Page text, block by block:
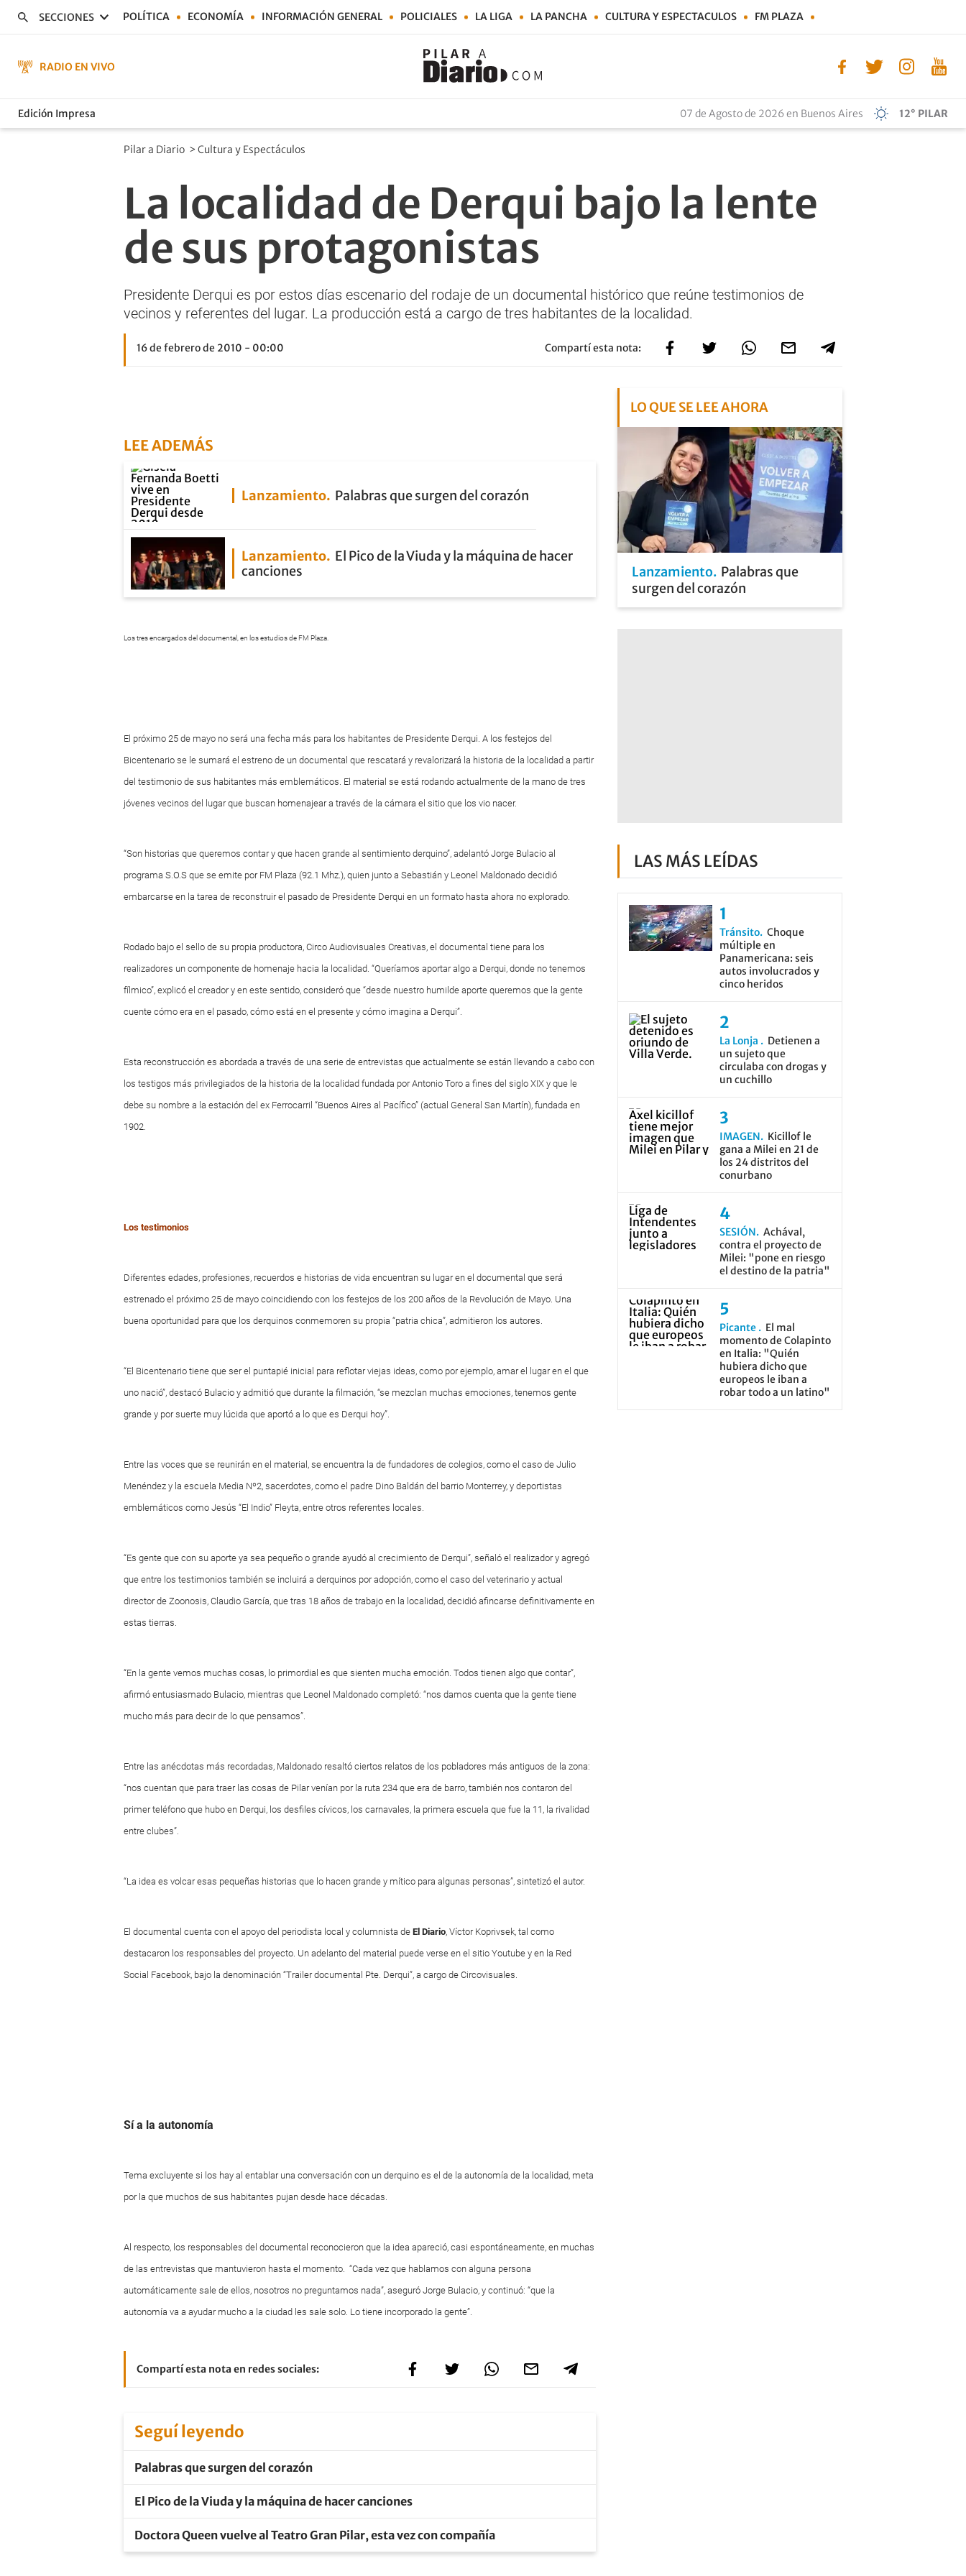
SECCIONES POLÍTICA ECONOMÍA INFORMACIÓN GENERAL POLICIALES LA LIGA LA PANCHA CULTURA Y ESPECTACULOS FM PLAZA
RADIO EN VIVO
Edición Impresa 07 de Agosto de 2026 en Buenos Aires 12° PILAR
Pilar a Diario >Cultura y Espectáculos
La localidad de Derqui bajo la lente
de sus protagonistas
Presidente Derqui es por estos días escenario del rodaje de un documental histórico que reúne testimonios de
vecinos y referentes del lugar. La producción está a cargo de tres habitantes de la localidad.
16 de febrero de 2010 - 00:00 Compartí esta nota:
LEE ADEMÁS
Lanzamiento Palabras que surgen del corazón
Lanzamiento El Pico de la Viuda y la máquina de hacer
canciones
Los tres encargados del documental, en los estudios de FM Plaza.
El próximo 25 de mayo no será una fecha más para los habitantes de Presidente Derqui. A los festejos del
Bicentenario se le sumará el estreno de un documental que rescatará y revalorizará la historia de la localidad a partir
del testimonio de sus habitantes más emblemáticos. El material se está rodando actualmente de la mano de tres
jóvenes vecinos del lugar que buscan homenajear a través de la cámara el sitio que los vio nacer.
“Son historias que queremos contar y que hacen grande al sentimiento derquino”, adelantó Jorge Bulacio al
programa S.O.S que se emite por FM Plaza (92.1 Mhz.), quien junto a Sebastián y Leonel Maldonado decidió
embarcarse en la tarea de reconstruir el pasado de Presidente Derqui en un formato hasta ahora no explorado.
Rodado bajo el sello de su propia productora, Circo Audiovisuales Creativas, el documental tiene para los
realizadores un componente de homenaje hacia la localidad. “Queríamos aportar algo a Derqui, donde no tenemos
fílmico”, explicó el creador y en este sentido, consideró que “desde nuestro humilde aporte queremos que la gente
cuente cómo era en el pasado, cómo está en el presente y cómo imagina a Derqui”.
Esta reconstrucción es abordada a través de una serie de entrevistas que actualmente se están llevando a cabo con
los testigos más privilegiados de la historia de la localidad fundada por Antonio Toro a fines del siglo XIX y que le
debe su nombre a la estación del ex Ferrocarril “Buenos Aires al Pacífico” (actual General San Martín), fundada en
1902.
Los testimonios
Diferentes edades, profesiones, recuerdos e historias de vida encuentran su lugar en el documental que será
estrenado el próximo 25 de mayo coincidiendo con los festejos de los 200 años de la Revolución de Mayo. Una
buena oportunidad para que los derquinos conmemoren su propia “patria chica”, admitieron los autores.
“El Bicentenario tiene que ser el puntapié inicial para reflotar viejas ideas, como por ejemplo, amar el lugar en el que
uno nació”, destacó Bulacio y admitió que durante la filmación, “se mezclan muchas emociones, tenemos gente
grande y por suerte muy lúcida que aportó a lo que es Derqui hoy”.
Entre las voces que se reunirán en el material, se encuentra la de fundadores de colegios, como el caso de Julio
Menéndez y la escuela Media Nº2, sacerdotes, como el padre Dino Baldán del barrio Monterrey, y deportistas
emblemáticos como Jesús “El Indio” Fleyta, entre otros referentes locales.
“Es gente que con su aporte ya sea pequeño o grande ayudó al crecimiento de Derqui”, señaló el realizador y agregó
que entre los testimonios también se incluirá a derquinos por adopción, como el caso del veterinario y actual
director de Zoonosis, Claudio García, que tras 18 años de trabajo en la localidad, decidió afincarse definitivamente en
estas tierras.
“En la gente vemos muchas cosas, lo primordial es que sienten mucha emoción. Todos tienen algo que contar”,
afirmó entusiasmado Bulacio, mientras que Leonel Maldonado completó: “nos damos cuenta que la gente tiene
mucho más para decir de lo que pensamos”.
Entre las anécdotas más recordadas, Maldonado resaltó ciertos relatos de los pobladores más antiguos de la zona:
“nos cuentan que para traer las cosas de Pilar venían por la ruta 234 que era de barro, también nos contaron del
primer teléfono que hubo en Derqui, los desfiles cívicos, los carnavales, la primera escuela que fue la 11, la rivalidad
entre clubes”.
“La idea es volcar esas pequeñas historias que lo hacen grande y mítico para algunas personas”, sintetizó el autor.
El documental cuenta con el apoyo del periodista local y columnista de El Diario, Víctor Koprivsek, tal como
destacaron los responsables del proyecto. Un adelanto del material puede verse en el sitio Youtube y en la Red
Social Facebook, bajo la denominación “Trailer documental Pte. Derqui”, a cargo de Circovisuales.
Sí a la autonomía
Tema excluyente si los hay al entablar una conversación con un derquino es el de la autonomía de la localidad, meta
por la que muchos de sus habitantes pujan desde hace décadas.
Al respecto, los responsables del documental reconocieron que la idea apareció, casi espontáneamente, en muchas
de las entrevistas que mantuvieron hasta el momento. “Cada vez que hablamos con alguna persona
automáticamente sale de ellos, nosotros no preguntamos nada”, aseguró Jorge Bulacio, y continuó: “que la
autonomía va a ayudar mucho a la ciudad les sale solo. Lo tiene incorporado la gente”.
Compartí esta nota en redes sociales:
Seguí leyendo
Palabras que surgen del corazón
El Pico de la Viuda y la máquina de hacer canciones
Doctora Queen vuelve al Teatro Gran Pilar, esta vez con compañía
LO QUE SE LEE AHORA
Lanzamiento Palabras que
surgen del corazón
LAS MÁS LEÍDAS
Tránsito Choque
múltiple en
Panamericana: seis
autos involucrados y
cinco heridos
La Lonja
Detienen a
un sujeto que
circulaba con drogas y
un cuchillo
IMAGEN
Kicillof le
gana a Milei en 21 de
los 24 distritos del
conurbano
SESIÓN
Achával,
contra el proyecto de
Milei: "pone en riesgo
el destino de la patria"
Picante
El mal
momento de Colapinto
en Italia: "Quién
hubiera dicho que
europeos le iban a
robar todo a un latino"